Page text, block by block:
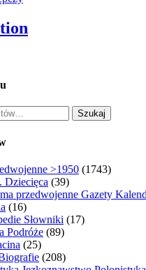
Szukaj
>1950 (1743)
(39)
przedwojenne Gazety
(16)
Słowniki (17)
Podróże (89)
(25)
(208)